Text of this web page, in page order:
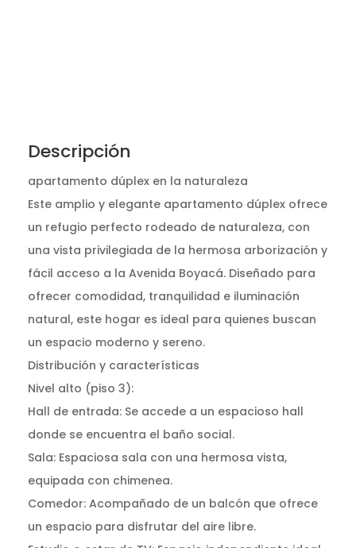
Descripción
apartamento dúplex en la naturaleza
Este amplio y elegante apartamento dúplex ofrece
un refugio perfecto rodeado de naturaleza, con
una vista privilegiada de la hermosa arborización y
fácil acceso a la Avenida Boyacá. Diseñado para
ofrecer comodidad, tranquilidad e iluminación
natural, este hogar es ideal para quienes buscan
un espacio moderno y sereno.
Distribución y características
Nivel alto (piso 3):
Hall de entrada: Se accede a un espacioso hall
donde se encuentra el baño social.
Sala: Espaciosa sala con una hermosa vista,
equipada con chimenea.
Comedor: Acompañado de un balcón que ofrece
un espacio para disfrutar del aire libre.